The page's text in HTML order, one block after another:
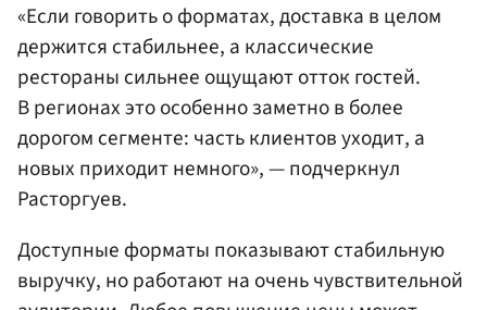
«Если говорить о форматах, доставка в целом
держится стабильнее, а классические
рестораны сильнее ощущают отток гостей.
В регионах это особенно заметно в более
дорогом сегменте: часть клиентов уходит, а
новых приходит немного», — подчеркнул
Расторгуев.
Доступные форматы показывают стабильную
выручку, но работают на очень чувствительной